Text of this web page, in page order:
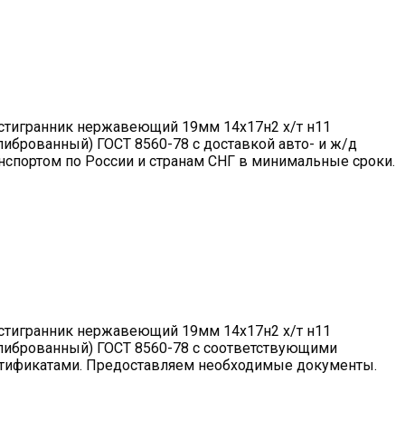
нержавеющий 19мм 14х17н2 х/т н11
ГОСТ 8560-78 с доставкой авто- и ж/д
по России и странам СНГ в минимальные сроки.
нержавеющий 19мм 14х17н2 х/т н11
ГОСТ 8560-78 с соответствующими
Предоставляем необходимые документы.